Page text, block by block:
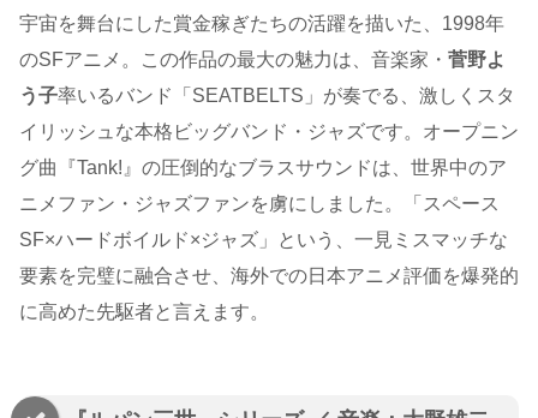
宇宙を舞台にした賞金稼ぎたちの活躍を描いた、1998年
のSFアニメ。この作品の最大の魅力は、音楽家・ 菅野よ
う子率いるバンド「SEATBELTS」が奏でる、激しくスタ
イリッシュな本格ビッグバンド・ジャズです。オープニン
グ曲『Tank!』の圧倒的なブラスサウンドは、世界中のア
ニメファン・ジャズファンを虜にしました。「スペース
SF×ハードボイルド×ジャズ」という、一見ミスマッチな
要素を完璧に融合させ、海外での日本アニメ評価を爆発的
に高めた先駆者と言えます。